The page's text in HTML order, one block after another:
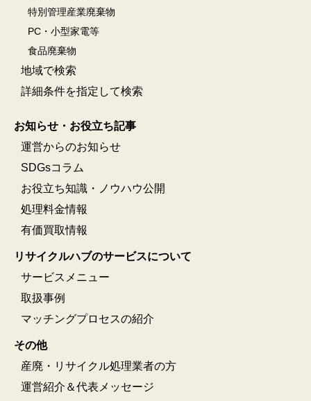
特別管理産業廃棄物
PC・小型家電等
食品廃棄物
地域で検索
詳細条件を指定して検索
お知らせ・お役立ち記事
運営からのお知らせ
SDGsコラム
お役立ち知識・ノウハウ公開
処理料金情報
有価買取情報
リサイクルハブのサービスについて
サービスメニュー
取扱事例
マッチングプロセスの紹介
その他
産廃・リサイクル処理業者の方
運営紹介＆代表メッセージ